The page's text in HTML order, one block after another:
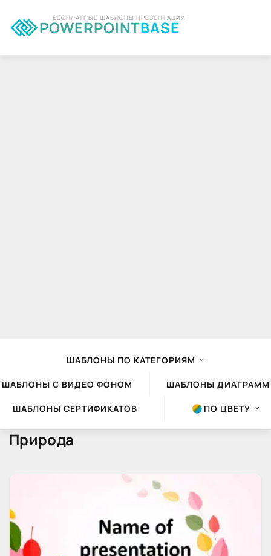
POWERPOINTBASE
БЕСПЛАТНЫЕ ШАБЛОНЫ ПРЕЗЕНТАЦИЙ
ШАБЛОНЫ ПО КАТЕГОРИЯМ
ШАБЛОНЫ С ВИДЕО ФОНОМ ШАБЛОНЫ ДИАГРАММ
ШАБЛОНЫ СЕРТИФИКАТОВ ПО ЦВЕТУ
Природа